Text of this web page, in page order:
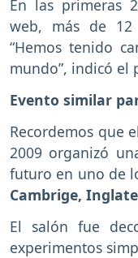
En las primeras
web, más de 12
“Hemos tenido
mundo”, indicó el
Evento similar
Recordemos que
2009 organizó
futuro en uno de
Cambrige,
El salón fue
experimentos